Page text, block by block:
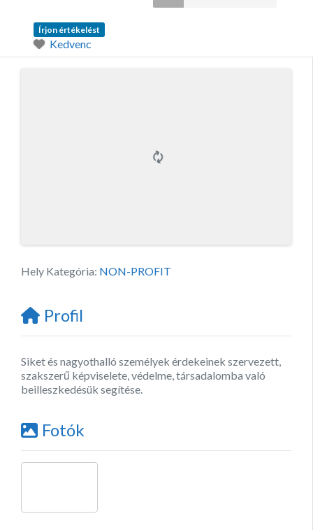
Írjon értékelést
Kedvenc
Hely Kategória: NON-PROFIT
Profil
Siket és nagyothalló személyek érdekeinek szervezett,
szakszerű képviselete, védelme, társadalomba való
beilleszkedésük segítése.
Fotók